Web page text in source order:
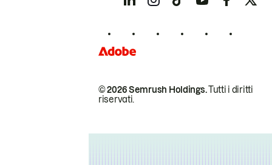
© 2026 Semrush Holdings.Tutti i diritti
riservati.